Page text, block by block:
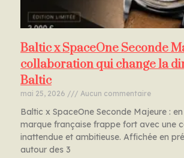
Baltic x SpaceOne Seconde
collaboration qui change la
Baltic
mai 25, 2026 Aucun commentaire
Baltic x SpaceOne Seconde Majeure :
marque française frappe fort avec une
inattendue et ambitieuse. Affichée en
autour des 3